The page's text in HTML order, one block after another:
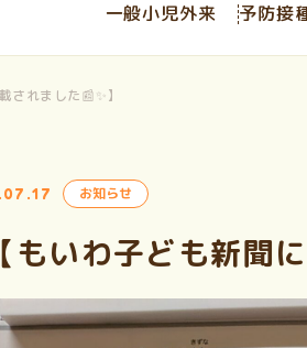
一般小児外来 予防接
されました📰✨】
お知らせ
もいわ子ども新聞